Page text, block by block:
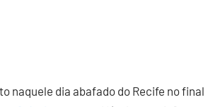
naquele dia abafado do Recife no final